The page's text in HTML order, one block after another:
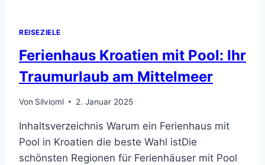
REISEZIELE
Ferienhaus Kroatien mit Pool: Ihr
Traumurlaub am Mittelmeer
Von Silvioml 2. Januar 2025
Inhaltsverzeichnis Warum ein Ferienhaus mit
Pool in Kroatien die beste Wahl istDie
schönsten Regionen für Ferienhäuser mit Pool